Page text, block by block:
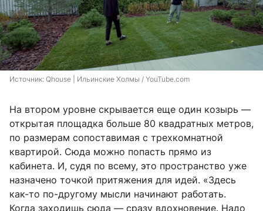
Источник: Qhouse | Ильинские Холмы / YouTube.com
На втором уровне скрывается еще один козырь —
открытая площадка больше 80 квадратных метров,
по размерам сопоставимая с трехкомнатной
квартирой. Сюда можно попасть прямо из
кабинета. И, судя по всему, это пространство уже
назначено точкой притяжения для идей. «Здесь
как-то по-другому мысли начинают работать.
Когда заходишь сюда — сразу вдохновение. Надо